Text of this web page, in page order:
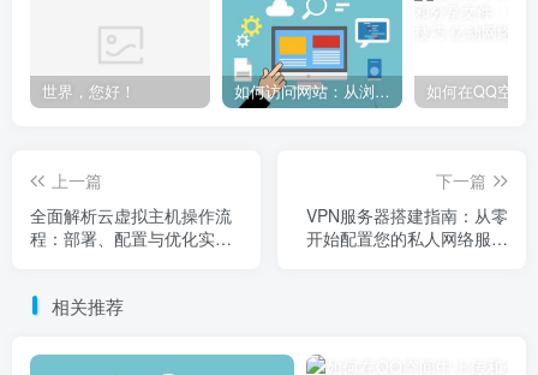
世界，您好！ 如何访问网站：从浏览器输入到页面加载的完整步骤详解
上一篇
全面解析云虚拟主机操作流
程：部署、配置与优化实战
下一篇
VPN服务器搭建指南：从零
开始配置您的私人网络服务
相关推荐